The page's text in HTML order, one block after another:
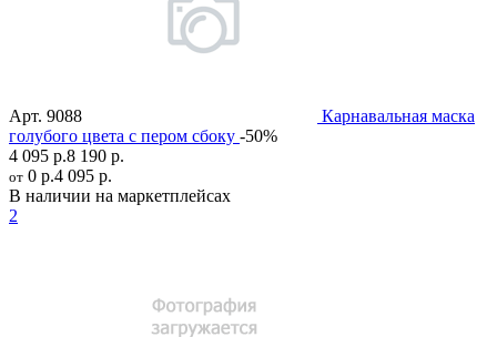
Арт. 9088
Карнавальная маска
голубого цвета с пером сбоку -50%
4 095 р.8 190 р.
от 0 р.4 095 р.
В наличии на маркетплейсах
2